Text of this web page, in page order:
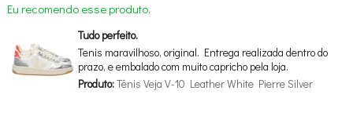
Eu recomendo esse produto.
Tudo perfeito.
Tenis maravilhoso, original. Entrega realizada dentro do
prazo, e embalado com muito capricho pela loja.
Produto:Tênis Veja V-10 Leather White Pierre Silver